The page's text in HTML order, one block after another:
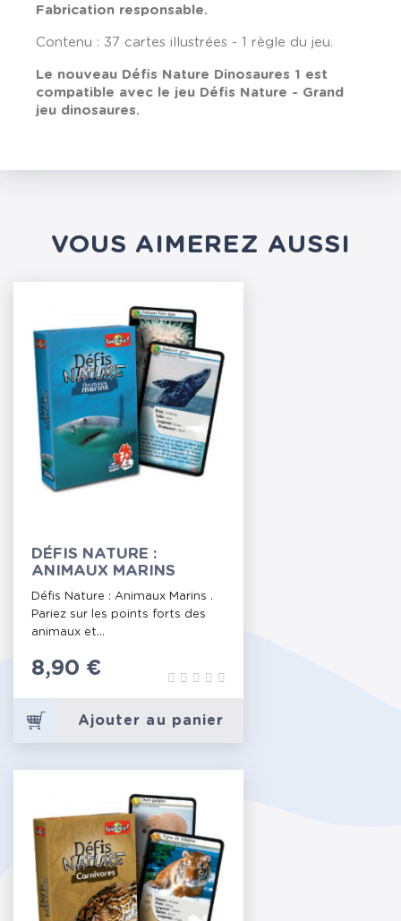
Fabrication responsable.
Contenu : 37 cartes illustrées - 1 règle du jeu.
Le nouveau Défis Nature Dinosaures 1 est
compatible avec le jeu Défis Nature - Grand
jeu dinosaures.
VOUS AIMEREZ AUSSI
DÉFIS NATURE :
ANIMAUX MARINS
Défis Nature : Animaux Marins .
Pariez sur les points forts des
animaux et...
Prix
8,90 €
Ajouter au panier